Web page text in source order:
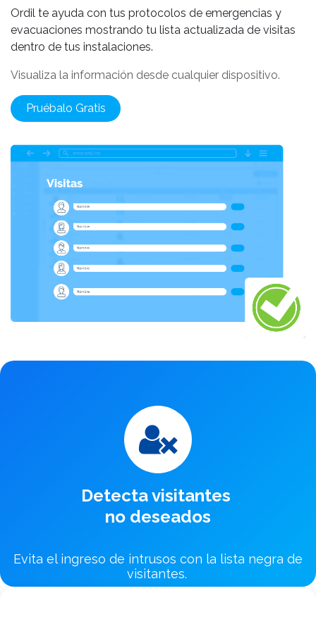
Ordil te ayuda con tus protocolos de emergencias y
evacuaciones mostrando tu lista actualizada de visitas
dentro de tus instalaciones.
Visualiza la información desde cualquier dispositivo.
Pruébalo Grat​​​​​​​​is
Detecta visitantes
no deseados
Evita el ingreso de intrusos con la lista negra de
visitantes.